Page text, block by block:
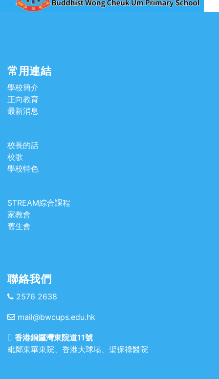
常用連結
學校簡介
正向教育
最新消息
校長的話
校歌
學校特色
STREAM綜合課程
家教會
舊生會
聯絡我們
2576 2638
mail@bwcups.edu.hk
香港銅鑼灣東院道11號
毗鄰東華東院、香港大球場、聖保祿醫院